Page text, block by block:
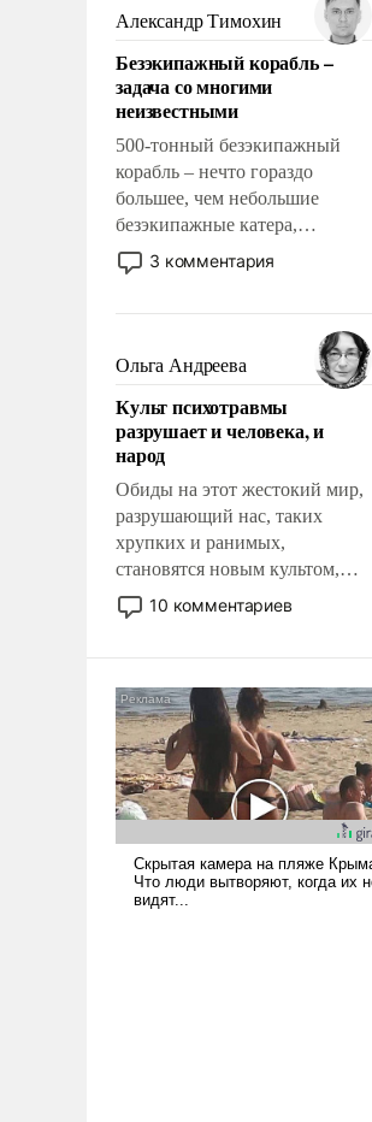
образованных людей. Иногда
казалось, что эти вопросы
решены раз и навсегда, но –
нет, не решены.
Александр Тимохин
Безэкипажный корабль –
задача со многими
неизвестными
500-тонный безэкипажный
корабль – нечто гораздо
большее, чем небольшие
безэкипажные катера,
применение которых уже
стало обыденностью. Задача по
сложна и амбициозна. Однако
и ее реализация радикально
поднимет наши боевые
возможности.
3 комментария
Ольга Андреева
Культ психотравмы
разрушает и человека, и
народ
Обиды на этот жестокий мир,
разрушающий нас, таких
хрупких и ранимых,
становятся новым культом,
постепенно вытесняя и
отменяя традиционное
ударами судьбы, брать на себя
ответственность, помогать
слабым, идти вперед и
адаптироваться.
10 комментариев